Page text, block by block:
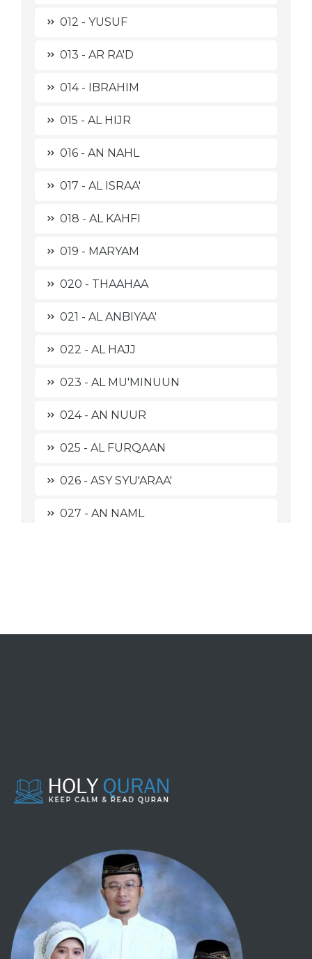
012 - YUSUF
013 - AR RA'D
014 - IBRAHIM
015 - AL HIJR
016 - AN NAHL
017 - AL ISRAA'
018 - AL KAHFI
019 - MARYAM
020 - THAAHAA
021 - AL ANBIYAA'
022 - AL HAJJ
023 - AL MU'MINUUN
024 - AN NUUR
025 - AL FURQAAN
026 - ASY SYU'ARAA'
027 - AN NAML
035 - FAATHIR
038 - SHAAD
039 - AZ ZUMAR
040 - AL MU'MIN